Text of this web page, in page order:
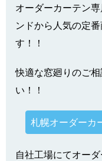
オーダーカーテン
ンドから人気の定
す！！
快適な窓廻りのご
い！！
札幌オーダーカ
自社工場にてオー